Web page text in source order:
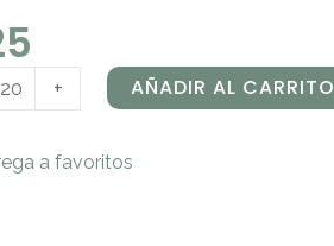
+ AÑADIR AL CARRITO
a favoritos